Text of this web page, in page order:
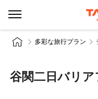
多彩な旅行プラン
谷関二日バリ